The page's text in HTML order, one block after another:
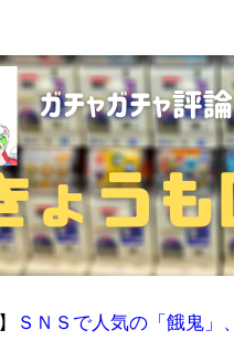
ＳＮＳで人気の「餓鬼